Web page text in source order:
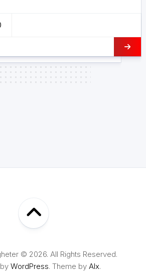
© 2026. All Rights Reserved.
WordPress. Theme by Alx.